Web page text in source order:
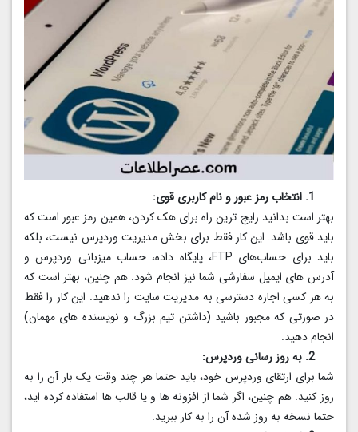
بهتر است بدانید رایج ترین راه برای هک کردن، همین رمز عبور است که
باید قوی باشد. این کار فقط برای بخش مدیریت وردپرس نیست، بلکه
باید برای حساب‌های FTP، پایگاه داده، حساب میزبانی وردپرس و
آدرس‌ های ایمیل سفارشی شما نیز انجام شود. هم چنین، بهتر است که
به هر کسی اجازه دسترسی به مدیریت سایت را ندهید. این کار را فقط
در صورتی که مجبور باشید (داشتن تیم بزرگ و نویسنده های مهمان)
انجام دهید.
شما برای ارتقای وردپرس خود، باید حتما هر چند وقت یک بار آن را به
روز کنید. هم چنین، اگر شما از افزونه ها و یا قالب ها استفاده کرده اید،
حتما نسخه به روز شده آن را به کار ببرید.